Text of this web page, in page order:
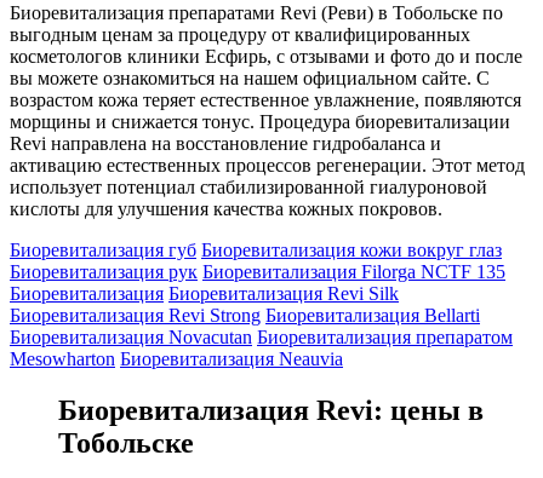
Биоревитализация препаратами Revi (Реви) в Тобольске по
выгодным ценам за процедуру от квалифицированных
косметологов клиники Есфирь, с отзывами и фото до и после
вы можете ознакомиться на нашем официальном сайте. С
возрастом кожа теряет естественное увлажнение, появляются
морщины и снижается тонус. Процедура биоревитализации
Revi направлена на восстановление гидробаланса и
активацию естественных процессов регенерации. Этот метод
использует потенциал стабилизированной гиалуроновой
кислоты для улучшения качества кожных покровов.
Биоревитализация губ Биоревитализация кожи вокруг глаз
Биоревитализация рук Биоревитализация Filorga NCTF 135
Биоревитализация Биоревитализация Revi Silk
Биоревитализация Revi Strong Биоревитализация Bellarti
Биоревитализация Novacutan Биоревитализация препаратом
Mesowharton Биоревитализация Neauvia
Биоревитализация Revi: цены в
Тобольске